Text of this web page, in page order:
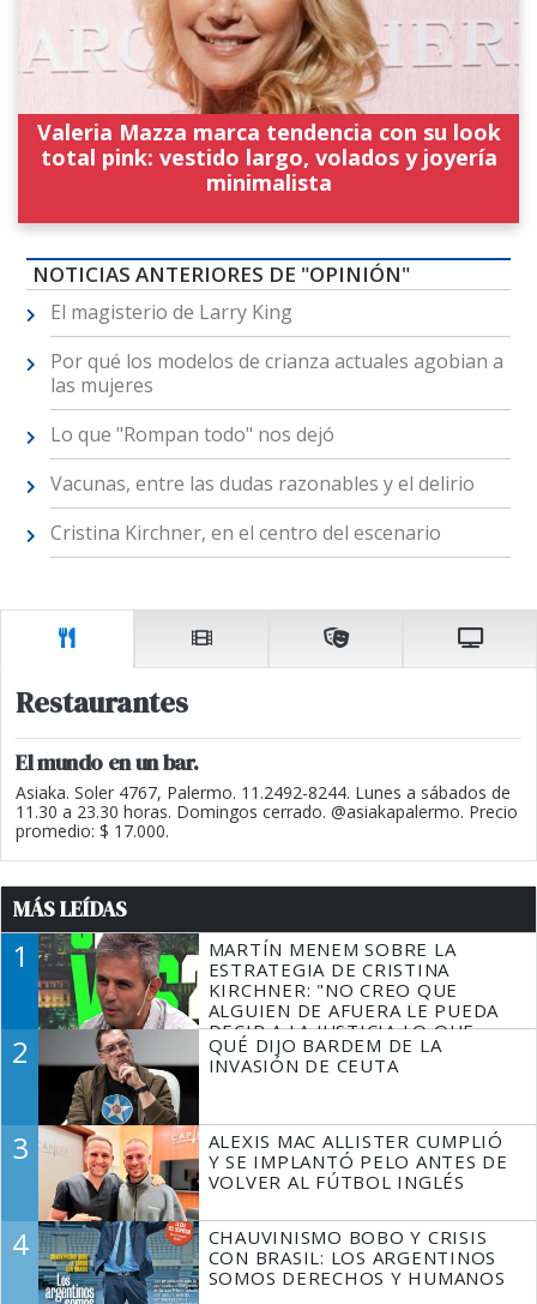
Valeria Mazza marca tendencia con su look
total pink: vestido largo, volados y joyería
minimalista
NOTICIAS ANTERIORES DE "OPINIÓN"
El magisterio de Larry King
Por qué los modelos de crianza actuales agobian a
las mujeres
Lo que "Rompan todo" nos dejó
Vacunas, entre las dudas razonables y el delirio
Cristina Kirchner, en el centro del escenario
Restaurantes
El mundo en un bar.
Asiaka. Soler 4767, Palermo. 11.2492-8244. Lunes a sábados de
11.30 a 23.30 horas. Domingos cerrado. @asiakapalermo. Precio
promedio: $ 17.000.
MÁS LEÍDAS
1
MARTÍN MENEM SOBRE LA
ESTRATEGIA DE CRISTINA
KIRCHNER: "NO CREO QUE
ALGUIEN DE AFUERA LE PUEDA
DECIR A LA JUSTICIA LO QUE
TIENE QUE HACER"
2
QUÉ DIJO BARDEM DE LA
INVASIÓN DE CEUTA
3
ALEXIS MAC ALLISTER CUMPLIÓ
Y SE IMPLANTÓ PELO ANTES DE
VOLVER AL FÚTBOL INGLÉS
4
CHAUVINISMO BOBO Y CRISIS
CON BRASIL: LOS ARGENTINOS
SOMOS DERECHOS Y HUMANOS